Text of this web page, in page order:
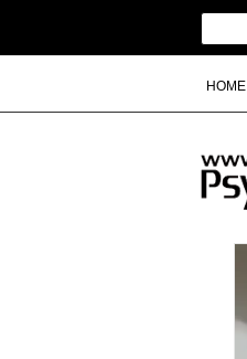
HOME